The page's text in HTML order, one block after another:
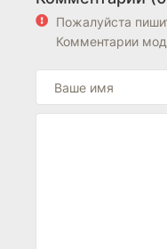
Пожалуйста
Комментарии